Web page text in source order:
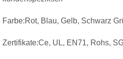
Farbe:Rot, Blau, Gelb, Schwarz
Zertifikate:Ce, UL, EN71, Rohs,